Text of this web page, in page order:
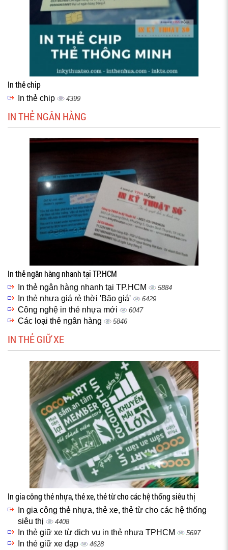
In thẻ chip
In thẻ chip 4399
IN THẺ NGÂN HÀNG
In thẻ ngân hàng nhanh tại TP.HCM
In thẻ ngân hàng nhanh tại TP.HCM 5884
In thẻ nhựa giá rẻ thời 'Bão giá' 6429
Công nghệ in thẻ nhựa mới 6047
Các loại thẻ ngân hàng 5846
IN THẺ GIỮ XE
In gia công thẻ nhựa, thẻ xe, thẻ từ cho các hệ thống siêu thị
In gia công thẻ nhựa, thẻ xe, thẻ từ cho các hệ thống
siêu thị
4408
In thẻ giữ xe từ dịch vụ in thẻ nhựa TPHCM 5697
In thẻ giữ xe đạp 4628